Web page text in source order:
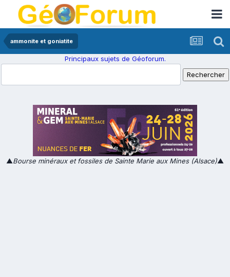
ammonite et goniatite
Principaux sujets de Géoforum.
▲Bourse minéraux et fossiles de Sainte Marie aux Mines (Alsace)▲